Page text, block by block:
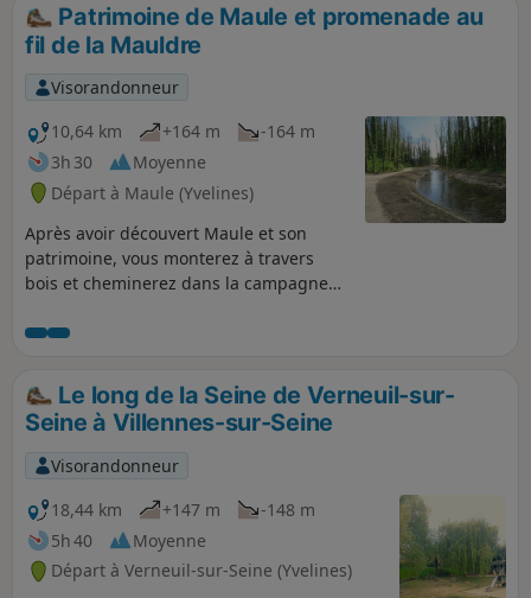
Patrimoine de Maule et promenade au
fil de la Mauldre
Visorandonneur
10,64 km
+164 m
-164 m
3h 30
Moyenne
Départ à Maule (Yvelines)
Après avoir découvert Maule et son
patrimoine, vous monterez à travers
bois et cheminerez dans la campagne
là, vous longerez la Mauldre et ses
Le long de la Seine de Verneuil-sur-
Seine à Villennes-sur-Seine
Visorandonneur
18,44 km
+147 m
-148 m
5h 40
Moyenne
Départ à Verneuil-sur-Seine (Yvelines)